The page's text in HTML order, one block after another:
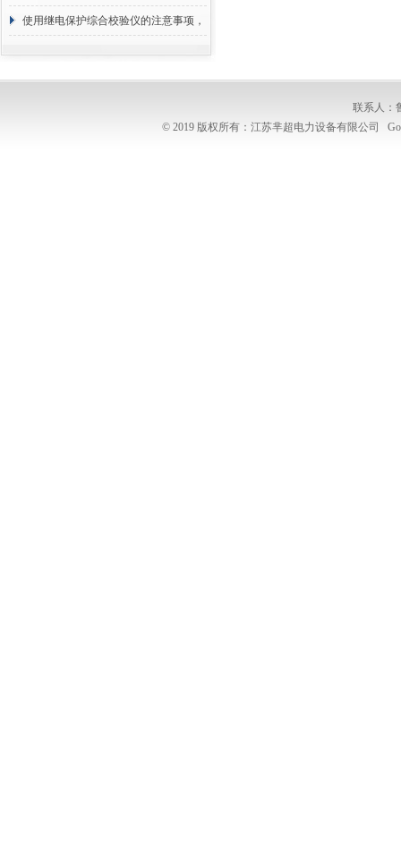
你见过吗
使用继电保护综合校验仪的注意事项，
联系人：
© 2019 版权所有：江苏芈超电力设备有限公司